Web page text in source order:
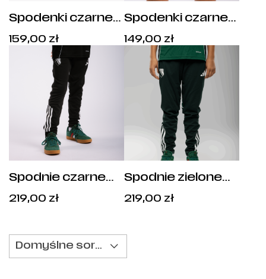
Spodenki czarne
Tiro 25 Legia
Warszawa -
159,00 złCena:
159,00
Spodenki czarne
adidas Tiro 25
Legia Warszawa -
IW0443
149,00 złCena:
149,00 zł
Spodnie czarne
adidas Tiro 25
219,00 złCena:
Spodnie zielone
adidas Tiro 25
219,00 złCena:
Domyślne sortowanie